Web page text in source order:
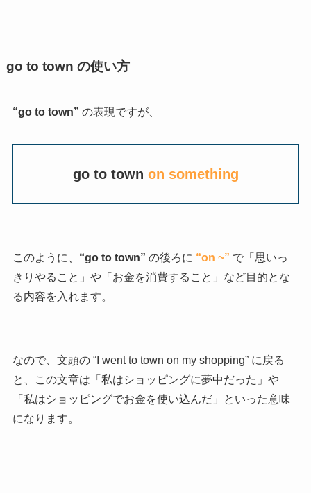
go to town の使い方
“go to town” の表現ですが、
go to town on something
このように、 “go to town” の後ろに “on ~” で「思いっ
きりやること」や「お金を消費すること」など目的とな
る内容を入れます。
なので、文頭の “I went to town on my shopping” に戻る
と、この文章は「私はショッピングに夢中だった」や
「私はショッピングでお金を使い込んだ」といった意味
になります。